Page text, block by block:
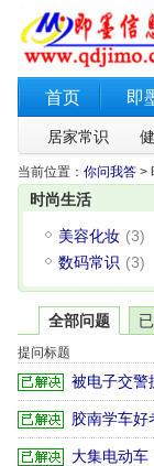
首页 即
居家常识
当前位置： 你问我答 >
时尚生活
美容化妆 (3)
数码常识 (3)
全部问题
提问标题
被电子交警
胶南学车好
大集电动车